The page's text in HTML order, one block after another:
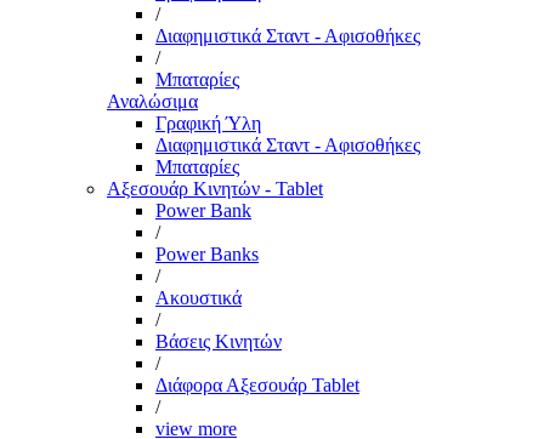
/
Διαφημιστικά Σταντ - Αφισοθήκες
/
Μπαταρίες
Αναλώσιμα
Γραφική Ύλη
Διαφημιστικά Σταντ - Αφισοθήκες
Μπαταρίες
Αξεσουάρ Κινητών - Tablet
Power Bank
/
Power Banks
/
Ακουστικά
/
Βάσεις Κινητών
/
Διάφορα Αξεσουάρ Tablet
/
view more